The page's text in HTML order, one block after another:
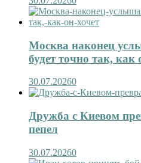
Москва наконец
будет точно так, как
30.07.20260
Дружба с Киевом
пепел
30.07.20260